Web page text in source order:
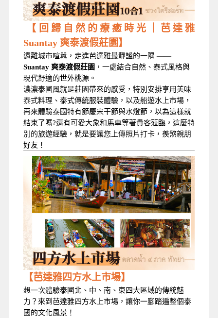
【回歸自然的療癒時光｜芭達雅
Suantay 爽泰渡假莊園】
遠離城市喧囂，走進芭達雅最靜謐的一隅 ——
Suantay 爽泰渡假莊園 ，一處結合自然、泰式風格與
現代舒適的世外桃源。
濃濃泰國風就是莊園帶來的感受， 特別安排享用美味
泰式料理、泰式傳統服裝體驗，以及船遊水上市場，
再來體驗泰國特有節慶宋干節與水燈節， 以為這樣就
結束了嗎?還有可愛大象和馬車等著貴客蒞臨，這麼特
別的旅遊經驗，就是要讓您上傳照片打卡，羨煞親朋
好友！
【芭達雅四方水上市場】
想一次體驗泰國北、中、南、東四大區域的傳統魅
力？來到芭達雅四方水上市場，讓你一腳踏遍整個泰
國的文化風景！